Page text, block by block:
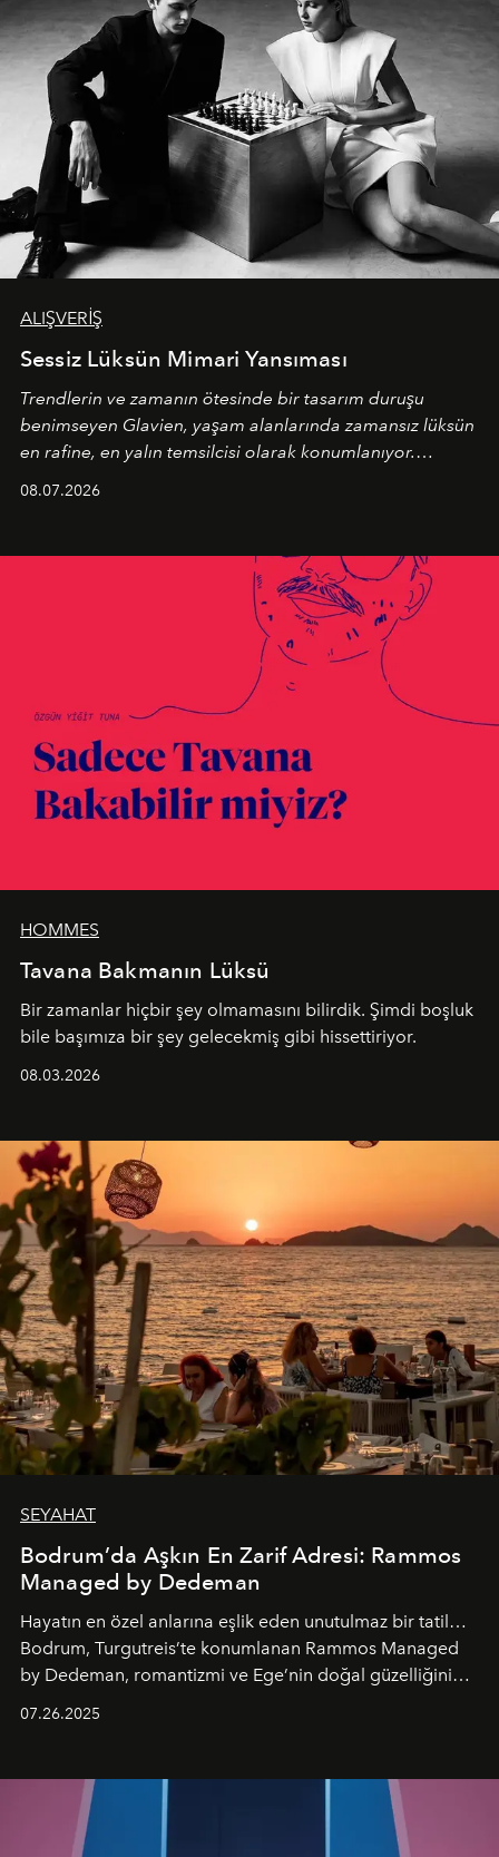
ALIŞVERİŞ
Sessiz Lüksün Mimari Yansıması
Trendlerin ve zamanın ötesinde bir tasarım duruşu
benimseyen Glavien, yaşam alanlarında zamansız lüksün
en rafine, en yalın temsilcisi olarak konumlanıyor.
08.07.2026
HOMMES
Tavana Bakmanın Lüksü
Bir zamanlar hiçbir şey olmamasını bilirdik. Şimdi boşluk
bile başımıza bir şey gelecekmiş gibi hissettiriyor.
08.03.2026
SEYAHAT
Bodrum’da Aşkın En Zarif Adresi: Rammos
Managed by Dedeman
Hayatın en özel anlarına eşlik eden unutulmaz bir tatil…
Bodrum, Turgutreis’te konumlanan Rammos Managed
by Dedeman, romantizmi ve Ege’nin doğal güzelliğini
07.26.2025